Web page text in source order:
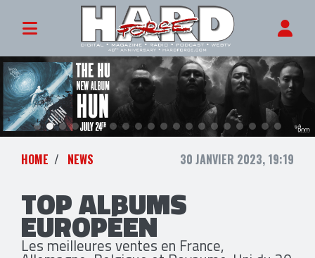
HOME NEWS 30 JANVIER 2023, 19:19
TOP ALBUMS
EUROPÉEN
Les meilleures ventes en France,